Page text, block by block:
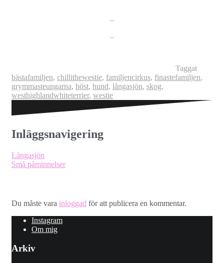
Taggat
bästafamiljen, chillithewestie, familjencirkus, finastefamiljen,
grymmasteungarna, höst, hund, långasjön, skog,
westhighlandwhiteterrier, westie
Inläggsnavigering
Långasjön
Små påminnelser
Du måste vara inloggad för att publicera en kommentar.
Instagram
Om mig
Arkiv